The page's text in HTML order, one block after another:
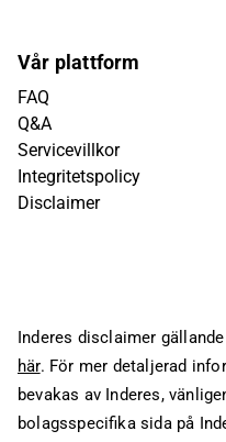
Vår plattform
FAQ
Q&A
Servicevillkor
Integritetspolicy
Disclaimer
Inderes disclaimer
här. För mer detaljerad
bevakas av Inderes,
bolagsspecifika sida på